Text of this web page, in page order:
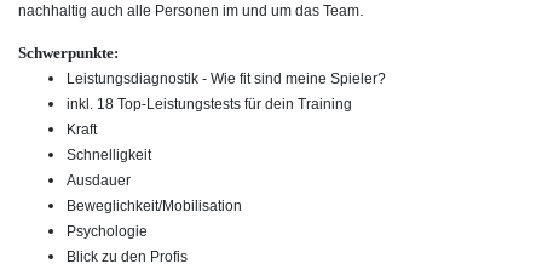
nachhaltig auch alle Personen im und um das Team
Schwerpunkte:
Leistungsdiagnostik - Wie fit sind meine Spieler?
inkl. 18 Top-Leistungstests für dein Training
Kraft
Schnelligkeit
Ausdauer
Beweglichkeit/Mobilisation
Psychologie
Blick zu den Profis